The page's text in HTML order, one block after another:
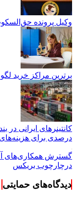
وکیل پرونده
برترین مراکز خرید لگو
درصدی برای هزینه‌های
گسترش همکاری‌های
درچارچوب بریکس
دیدگاه‌های حمایتی